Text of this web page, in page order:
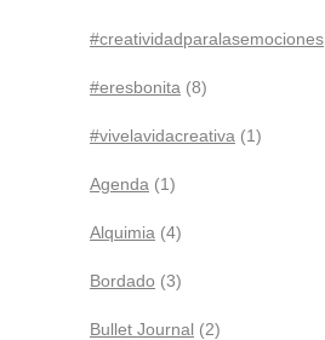
#creatividadparalasemociones
#eresbonita (8)
#vivelavidacreativa (1)
Agenda (1)
Alquimia (4)
Bordado (3)
Bullet Journal (2)